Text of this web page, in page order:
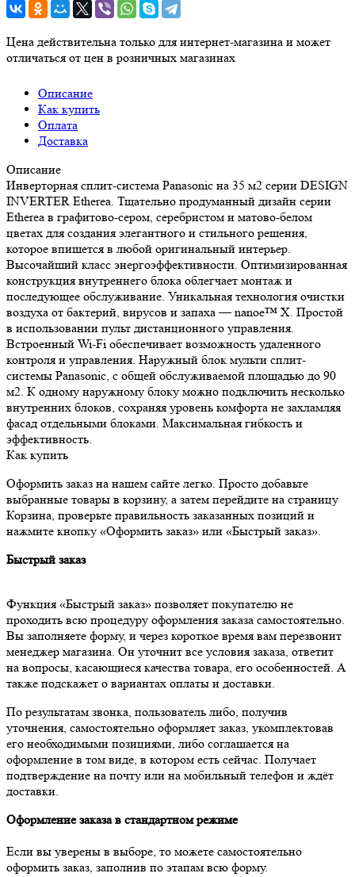
Цена действительна только для интернет-магазина и может
отличаться от цен в розничных магазинах
Описание
Как купить
Оплата
Доставка
Описание
Инверторная сплит-система Panasonic на 35 м2 серии DESIGN
INVERTER Etherea. Тщательно продуманный дизайн серии
Etherea в графитово-сером, серебристом и матово-белом
цветах для создания элегантного и стильного решения,
которое впишется в любой оригинальный интерьер.
Высочайший класс энергоэффективности. Оптимизированная
конструкция внутреннего блока облегчает монтаж и
последующее обслуживание. Уникальная технология очистки
воздуха от бактерий, вирусов и запаха — nanoe™ X. Простой
в использовании пульт дистанционного управления.
Встроенный Wi-Fi обеспечивает возможность удаленного
контроля и управления. Наружный блок мульти сплит-
системы Panasonic, с общей обслуживаемой площадью до 90
м2. К одному наружному блоку можно подключить несколько
внутренних блоков, сохраняя уровень комфорта не захламляя
фасад отдельными блоками. Максимальная гибкость и
эффективность.
Как купить
Оформить заказ на нашем сайте легко. Просто добавьте
выбранные товары в корзину, а затем перейдите на страницу
Корзина, проверьте правильность заказанных позиций и
нажмите кнопку «Оформить заказ» или «Быстрый заказ».
Быстрый заказ
Функция «Быстрый заказ» позволяет покупателю не
проходить всю процедуру оформления заказа самостоятельно.
Вы заполняете форму, и через короткое время вам перезвонит
менеджер магазина. Он уточнит все условия заказа, ответит
на вопросы, касающиеся качества товара, его особенностей. А
также подскажет о вариантах оплаты и доставки.
По результатам звонка, пользователь либо, получив
уточнения, самостоятельно оформляет заказ, укомплектовав
его необходимыми позициями, либо соглашается на
оформление в том виде, в котором есть сейчас. Получает
подтверждение на почту или на мобильный телефон и ждёт
доставки.
Оформление заказа в стандартном режиме
Если вы уверены в выборе, то можете самостоятельно
оформить заказ, заполнив по этапам всю форму.